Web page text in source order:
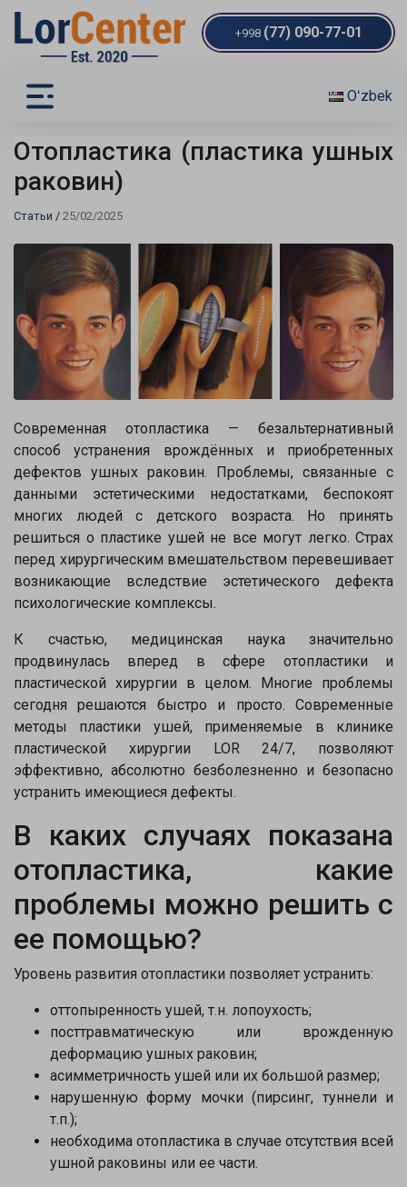
+998 (77) 090-77-01
Oʻzbek
Отопластика (пластика ушных
раковин)
Статьи / 25/02/2025
Современная отопластика — безальтернативный
способ устранения врождённых и приобретенных
дефектов ушных раковин. Проблемы, связанные с
данными эстетическими недостатками, беспокоят
многих людей с детского возраста. Но принять
решиться о пластике ушей не все могут легко. Страх
перед хирургическим вмешательством перевешивает
возникающие вследствие эстетического дефекта
психологические комплексы.
К счастью, медицинская наука значительно
продвинулась вперед в сфере отопластики и
пластической хирургии в целом. Многие проблемы
сегодня решаются быстро и просто. Современные
методы пластики ушей, применяемые в клинике
пластической хирургии LOR 24/7, позволяют
эффективно, абсолютно безболезненно и безопасно
устранить имеющиеся дефекты.
В каких случаях показана
отопластика, какие
проблемы можно решить с
ее помощью?
Уровень развития отопластики позволяет устранить:
оттопыренность ушей, т.н. лопоухость;
посттравматическую или врожденную
деформацию ушных раковин;
асимметричность ушей или их большой размер;
нарушенную форму мочки (пирсинг, туннели и
т.п.);
необходима отопластика в случае отсутствия всей
ушной раковины или ее части.